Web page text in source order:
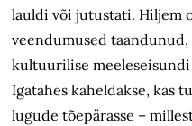
lauldi või jutustati. Hiljem
veendumused
kultuurilise
Igatahes kaheldakse, kas
lugude tõepärasse –